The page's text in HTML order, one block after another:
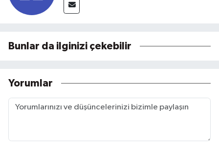
Bunlar da ilginizi çekebilir
Yorumlar